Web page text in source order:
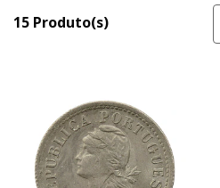
15 Produto(s)